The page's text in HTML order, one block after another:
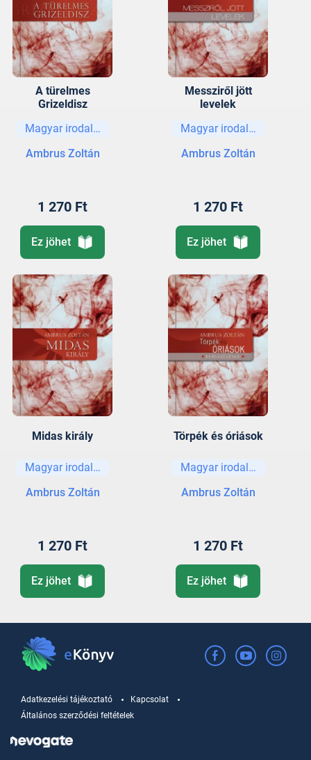
A türelmes
Grizeldisz
Magyar irodalom
Ambrus Zoltán
1 270 Ft
Ez jöhet
Messziről jött
levelek
Magyar irodalom
Ambrus Zoltán
1 270 Ft
Ez jöhet
Midas király
Magyar irodalom
Ambrus Zoltán
1 270 Ft
Ez jöhet
Törpék és óriások
Magyar irodalom
Ambrus Zoltán
1 270 Ft
Ez jöhet
Adatkezelési tájékoztató
Kapcsolat
Általános szerződési feltételek